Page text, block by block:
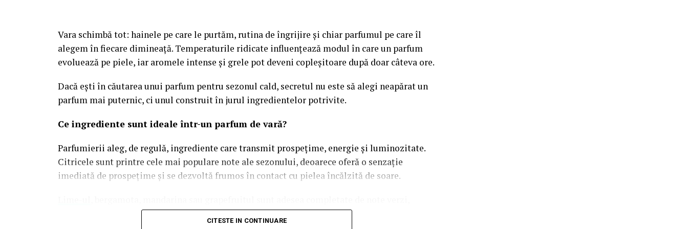
aceea, optimizarea și promovarea trebuie să facă parte din aceeași strategie.
Pentru atragerea unui trafic relevant și pentru creșterea vizibilității în motoarele de căutare,
multe afaceri aleg servicii de optimizare SEO
, una dintre cele mai eficiente investiții
digitale pe termen lung.
Optimizarea SEO presupune îmbunătățirea structurii tehnice a website-ului, dezvoltarea
funcționează împreună, platforma poate genera trafic organic constant și poate atrage
utilizatori interesați de produsele sau serviciile oferite.
care investesc constant în optimizare observă frecvent creșteri ale notorietății și ale
Vara schimbă tot: hainele pe care le purtăm, rutina de îngrijire și chiar parfumul pe care îl
alegem în fiecare dimineață. Temperaturile ridicate influențează modul în care un parfum
evoluează pe piele, iar aromele intense și grele pot deveni copleșitoare după doar câteva ore.
Dacă ești în căutarea unui parfum pentru sezonul cald, secretul nu este să alegi neapărat un
parfum mai puternic, ci unul construit în jurul ingredientelor potrivite.
Ce ingrediente sunt ideale într-un parfum de vară?
Parfumierii aleg, de regulă, ingrediente care transmit prospețime, energie și luminozitate.
Citricele sunt printre cele mai populare note ale sezonului, deoarece oferă o senzație
imediată de prospețime și se dezvoltă frumos în contact cu pielea încălzită de soare.
acorduri curate sau ingrediente lemnoase moderne, care adaugă profunzime fără a încărca
CITESTE IN CONTINUARE